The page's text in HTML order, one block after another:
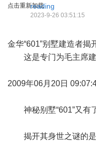
点击重新加载
reading
2023-9-26 03:51:15
金华“601”别墅建造者揭
这是专门为毛主席建
2009年06月20日
神秘别墅“601”又有了
揭开其身世之谜的是